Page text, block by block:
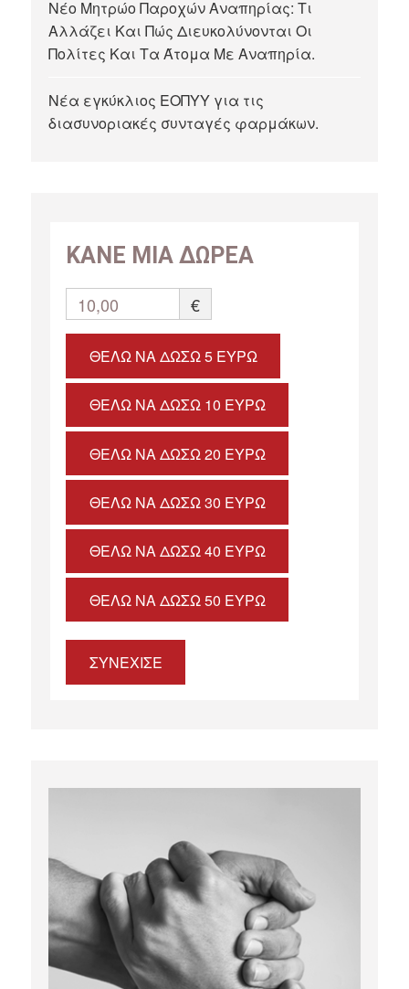
Νέο Μητρώο Παροχών Αναπηρίας: Τι
Αλλάζει Και Πώς Διευκολύνονται Οι
Πολίτες Και Τα Άτομα Με Αναπηρία.
Νέα εγκύκλιος ΕΟΠΥΥ για τις
διασυνοριακές συνταγές φαρμάκων.
ΚΑΝΕ ΜΙΑ ΔΩΡΕΑ
10,00 €
ΘΈΛΩ ΝΑ ΔΏΣΩ 5 ΕΥΡΏ
ΘΈΛΩ ΝΑ ΔΏΣΩ 10 ΕΥΡΏ
ΘΈΛΩ ΝΑ ΔΏΣΩ 20 ΕΥΡΏ
ΘΈΛΩ ΝΑ ΔΏΣΩ 30 ΕΥΡΏ
ΘΈΛΩ ΝΑ ΔΏΣΩ 40 ΕΥΡΏ
ΘΈΛΩ ΝΑ ΔΏΣΩ 50 ΕΥΡΏ
ΣΥΝΕΧΙΣΕ